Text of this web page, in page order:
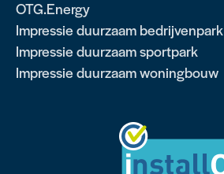
OTG.Energy
Impressie duurzaam bedrijvenpark
Impressie duurzaam sportpark
Impressie duurzaam woningbouw